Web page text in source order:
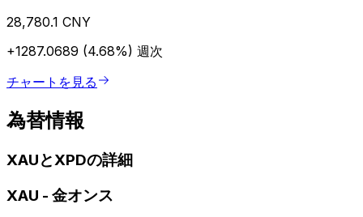
28,780.1 CNY
+1287.0689 (4.68%) 週次
チャートを見る
為替情報
XAUとXPDの詳細
XAU - 金オンス